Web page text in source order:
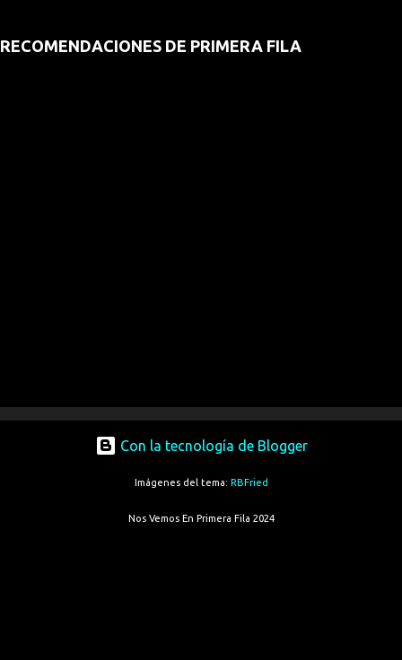
RECOMENDACIONES DE PRIMERA FILA
Con la tecnología de Blogger
Imágenes del tema: RBFried
Nos Vemos En Primera Fila 2024